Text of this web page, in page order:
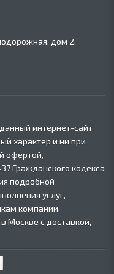
дом 2,
интернет-сайт
характер и ни при
офертой,
Гражданского кодекса
подробной
услуг,
компании.
Москве с доставкой,